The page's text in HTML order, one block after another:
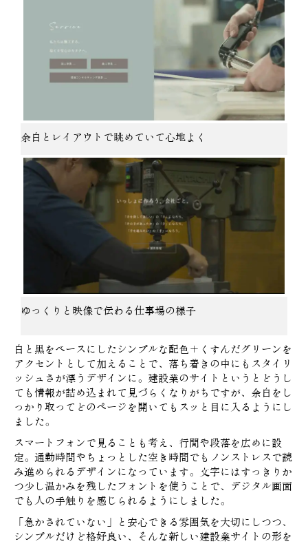
白と黒をベースにしたシンプルな配色＋くすんだグリーンを
アクセントとして加えることで、落ち着きの中にもスタイリ
ッシュさが漂うデザインに。建設業のサイトというとどうし
ても情報が詰め込まれて見づらくなりがちですが、余白をし
っかり取ってどのページを開いてもスッと目に入るようにし
ました。
スマートフォンで見ることも考え、行間や段落を広めに設
定。通勤時間やちょっとした空き時間でもノンストレスで読
み進められるデザインになっています。文字にはすっきりか
つ少し温かみを残したフォントを使うことで、デジタル画面
でも人の手触りを感じられるようにしました。
「急かされていない」と安心できる雰囲気を大切にしつつ、
シンプルだけど格好良い、そんな新しい建設業サイトの形を
余白とレイアウトで眺めていて心地よく
ゆっくりと映像で伝わる仕事場の様子